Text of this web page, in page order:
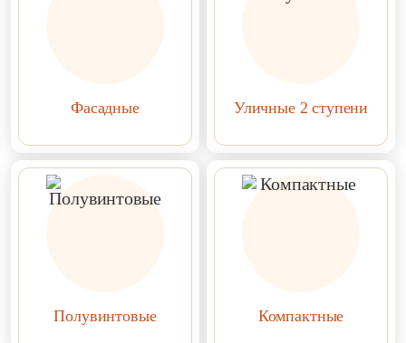
Фасадные Уличные 2 ступени
Полувинтовые Компактные